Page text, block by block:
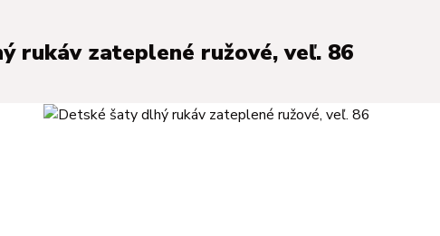
rukáv zateplené ružové, veľ. 86